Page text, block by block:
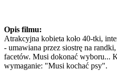
Opis filmu:
Atrakcyjna kobieta koło 40-tki,
- umawiana przez siostrę na
facetów. Musi dokonać wyboru...
wymaganie: "Musi kochać psy".